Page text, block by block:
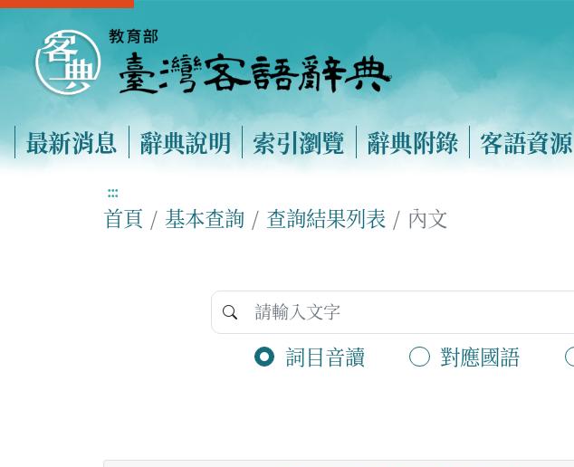
最新消息 辭典說明 索引瀏覽 辭典附錄 客語資源
:::
首頁 基本查詢 查詢結果列表 內文
詞目音讀 對應國語